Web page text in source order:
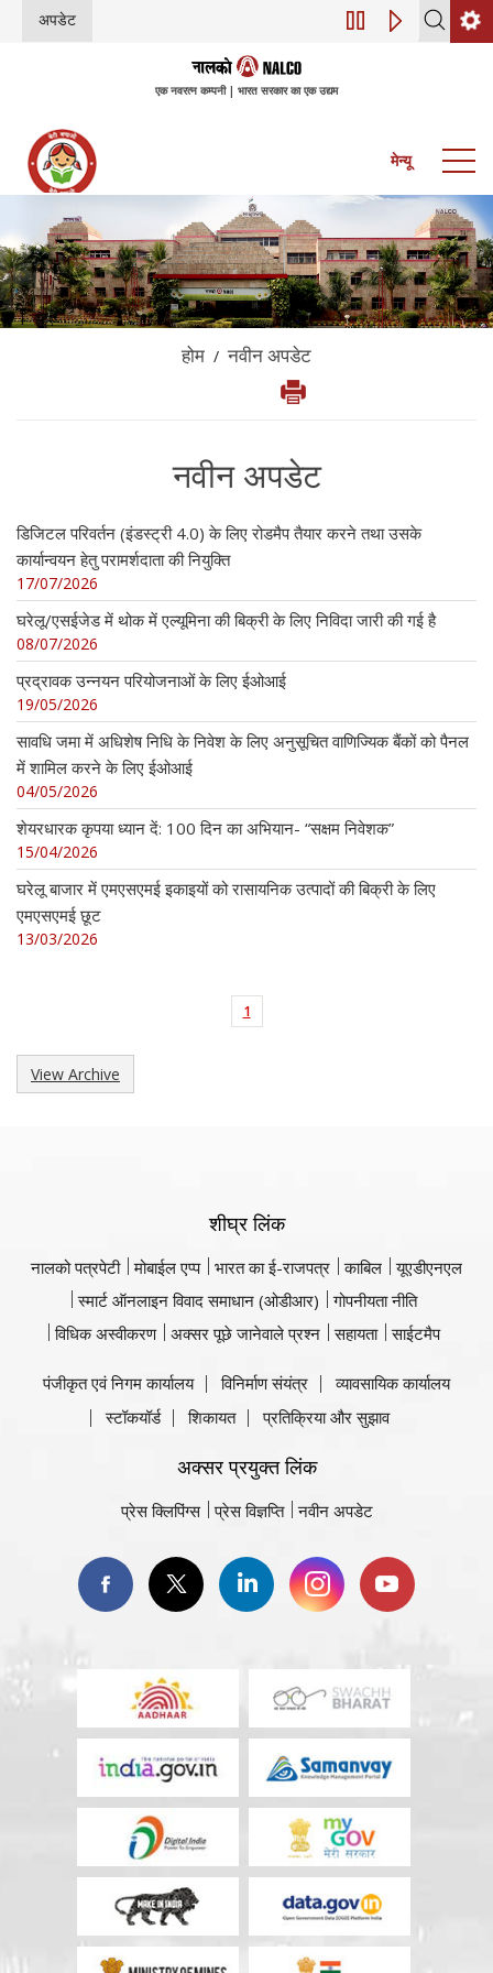
अपडेट डिजिटल परिवर्तन
एक नवरत्न कम्पनी | भारत सरकार का एक उद्यम
मेन्यू
होम /नवीन अपडेट
नवीन अपडेट
डिजिटल परिवर्तन (इंडस्ट्री 4.0) के लिए रोडमैप तैयार करने तथा उसके
कार्यान्वयन हेतु परामर्शदाता की नियुक्ति
17/07/2026
घरेलू/एसईजेड में थोक में एल्यूमिना की बिक्री के लिए निविदा जारी की गई है
08/07/2026
प्रद्रावक उन्नयन परियोजनाओं के लिए ईओआई
19/05/2026
सावधि जमा में अधिशेष निधि के निवेश के लिए अनुसूचित वाणिज्यिक बैंकों को पैनल
में शामिल करने के लिए ईओआई
04/05/2026
शेयरधारक कृपया ध्यान दें: 100 दिन का अभियान- “सक्षम निवेशक”
15/04/2026
घरेलू बाजार में एमएसएमई इकाइयों को रासायनिक उत्पादों की बिक्री के लिए
एमएसएमई छूट
13/03/2026
1
View Archive
शीघ्र लिंक
नालको पत्रपेटी मोबाईल एप्प भारत का ई-राजपत्र काबिल
यूएडीएनएल
स्मार्ट ऑनलाइन विवाद समाधान (ओडीआर)
गोपनीयता नीति
विधिक अस्वीकरण
अक्सर पूछे जानेवाले प्रश्न सहायता साईटमैप
पंजीकृत एवं निगम कार्यालय विनिर्माण संयंत्र
व्यावसायिक कार्यालय
स्टॉकयॉर्ड
शिकायत प्रतिक्रिया और सुझाव
अक्सर प्रयुक्त लिंक
प्रेस क्लिपिंग्स प्रेस विज्ञप्ति नवीन अपडेट